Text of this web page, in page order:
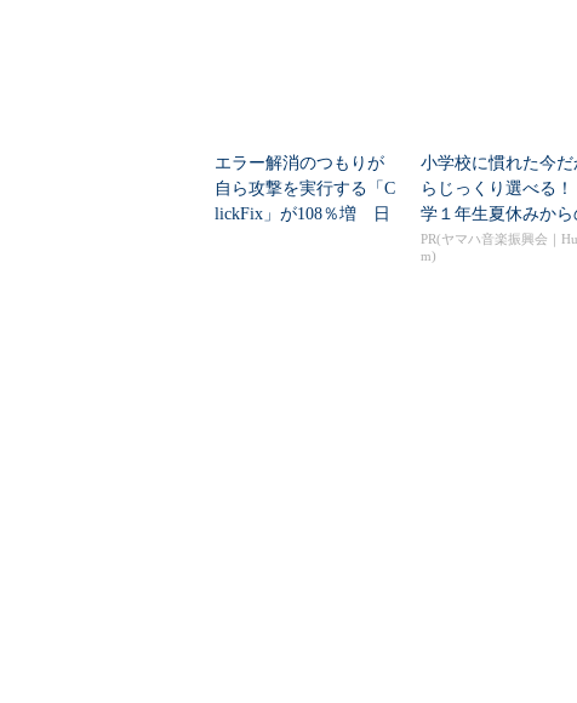
エラー解消のつもりが
自ら攻撃を実行する「C
lickFix」が108％増 日
小学校に慣れた今だ
らじっくり選べる！
学１年生夏休みから
「音楽教室」デビュ
PR(ヤマハ音楽振興会｜
m)